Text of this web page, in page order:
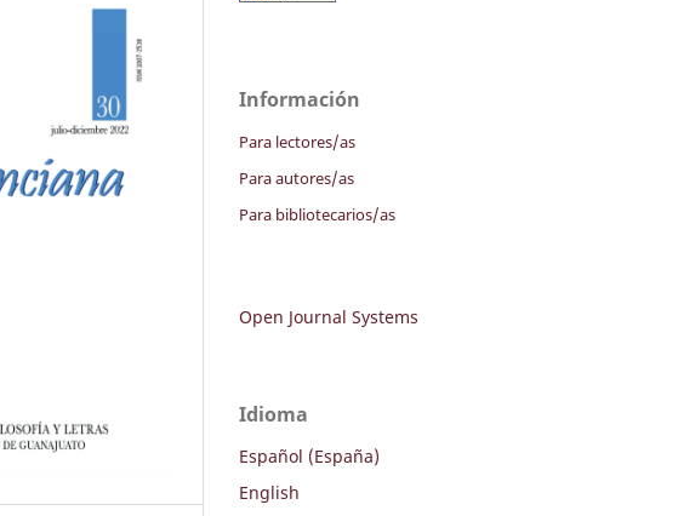
Información
Para lectores/as
Para autores/as
Para bibliotecarios/as
Open Journal Systems
Idioma
Español (España)
English